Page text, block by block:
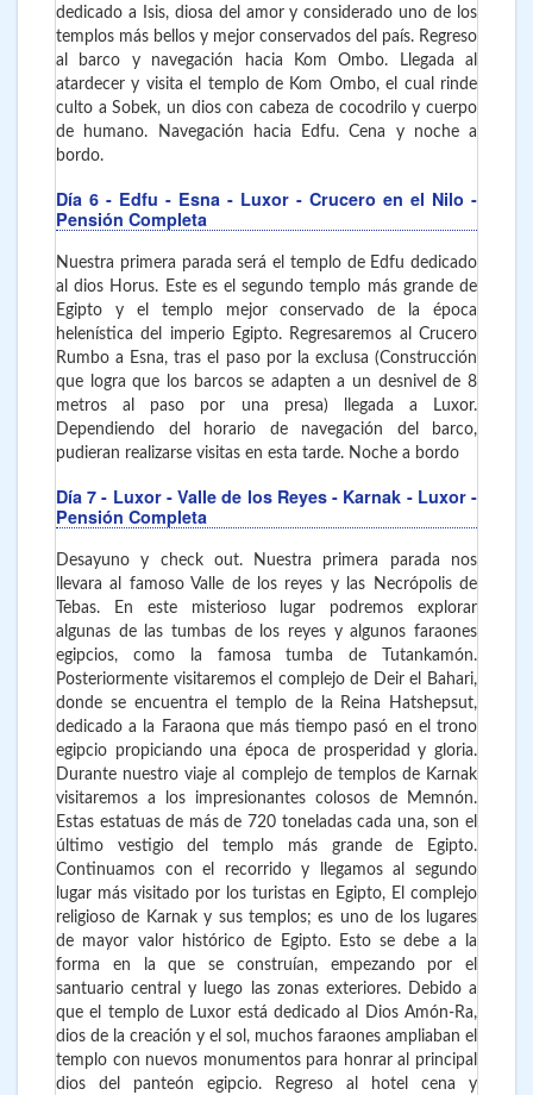
dedicado a Isis, diosa del amor y considerado uno de los
templos más bellos y mejor conservados del país. Regreso
al barco y navegación hacia Kom Ombo. Llegada al
atardecer y visita el templo de Kom Ombo, el cual rinde
culto a Sobek, un dios con cabeza de cocodrilo y cuerpo
de humano. Navegación hacia Edfu. Cena y noche a
bordo.
Día 6 - Edfu - Esna - Luxor - Crucero en el Nilo -
Pensión Completa
Nuestra primera parada será el templo de Edfu dedicado
al dios Horus. Este es el segundo templo más grande de
Egipto y el templo mejor conservado de la época
helenística del imperio Egipto. Regresaremos al Crucero
Rumbo a Esna, tras el paso por la exclusa (Construcción
que logra que los barcos se adapten a un desnivel de 8
metros al paso por una presa) llegada a Luxor.
Dependiendo del horario de navegación del barco,
pudieran realizarse visitas en esta tarde. Noche a bordo
Día 7 - Luxor - Valle de los Reyes - Karnak - Luxor -
Pensión Completa
Desayuno y check out. Nuestra primera parada nos
llevara al famoso Valle de los reyes y las Necrópolis de
Tebas. En este misterioso lugar podremos explorar
algunas de las tumbas de los reyes y algunos faraones
egipcios, como la famosa tumba de Tutankamón.
Posteriormente visitaremos el complejo de Deir el Bahari,
donde se encuentra el templo de la Reina Hatshepsut,
dedicado a la Faraona que más tiempo pasó en el trono
egipcio propiciando una época de prosperidad y gloria.
Durante nuestro viaje al complejo de templos de Karnak
visitaremos a los impresionantes colosos de Memnón.
Estas estatuas de más de 720 toneladas cada una, son el
último vestigio del templo más grande de Egipto.
Continuamos con el recorrido y llegamos al segundo
lugar más visitado por los turistas en Egipto, El complejo
religioso de Karnak y sus templos; es uno de los lugares
de mayor valor histórico de Egipto. Esto se debe a la
forma en la que se construían, empezando por el
santuario central y luego las zonas exteriores. Debido a
que el templo de Luxor está dedicado al Dios Amón-Ra,
dios de la creación y el sol, muchos faraones ampliaban el
templo con nuevos monumentos para honrar al principal
dios del panteón egipcio. Regreso al hotel cena y